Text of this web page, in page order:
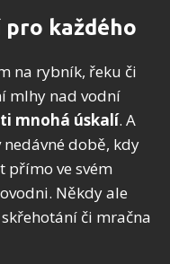
každého
na rybník, řeku či
mlhy nad vodní
mnohá úskalí. A
době, kdy
ve svém
Někdy ale
či mračna